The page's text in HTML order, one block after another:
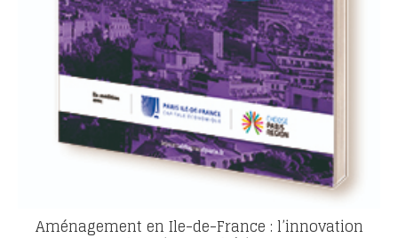
Aménagement en Ile-de-France : l’innovation